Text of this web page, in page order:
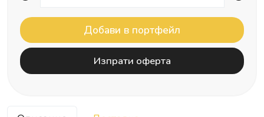
Изпрати оферта